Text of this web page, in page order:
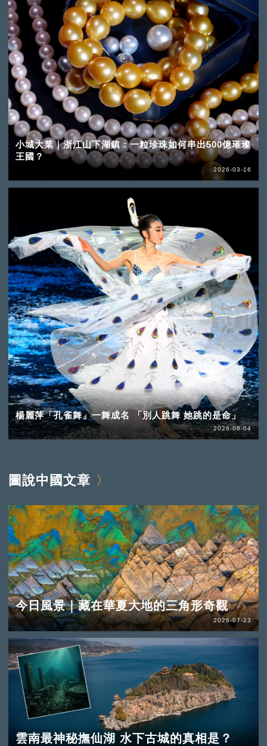
小城大業｜浙江山下湖鎮：一粒珍珠如何串出500億璀璨
王國？
2026-03-16
楊麗萍「孔雀舞」一舞成名 「別人跳舞 她跳的是命」
2026-08-04
圖說中國文章
今日風景｜藏在華夏大地的三角形奇觀
2026-07-23
雲南最神秘撫仙湖 水下古城的真相是？